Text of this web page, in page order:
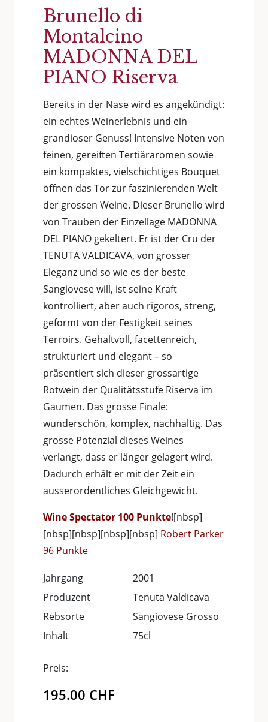
Brunello di
Montalcino
MADONNA DEL
PIANO Riserva
Bereits in der Nase wird es angekündigt:
ein echtes Weinerlebnis und ein
grandioser Genuss! Intensive Noten von
feinen, gereiften Tertiäraromen sowie
ein kompaktes, vielschichtiges Bouquet
öffnen das Tor zur faszinierenden Welt
der grossen Weine. Dieser Brunello wird
von Trauben der Einzellage MADONNA
DEL PIANO gekeltert. Er ist der Cru der
TENUTA VALDICAVA, von grosser
Eleganz und so wie es der beste
Sangiovese will, ist seine Kraft
kontrolliert, aber auch rigoros, streng,
geformt von der Festigkeit seines
Terroirs. Gehaltvoll, facettenreich,
strukturiert und elegant – so
präsentiert sich dieser grossartige
Rotwein der Qualitätsstufe Riserva im
Gaumen. Das grosse Finale:
wunderschön, komplex, nachhaltig. Das
grosse Potenzial dieses Weines
verlangt, dass er länger gelagert wird.
Dadurch erhält er mit der Zeit ein
ausserordentliches Gleichgewicht.
Wine Spectator 100 Punkte![nbsp]
[nbsp][nbsp][nbsp][nbsp] Robert Parker
96 Punkte
Jahrgang
2001
Produzent
Tenuta Valdicava
Rebsorte
Sangiovese Grosso
Inhalt
75cl
Preis:
195.00 CHF